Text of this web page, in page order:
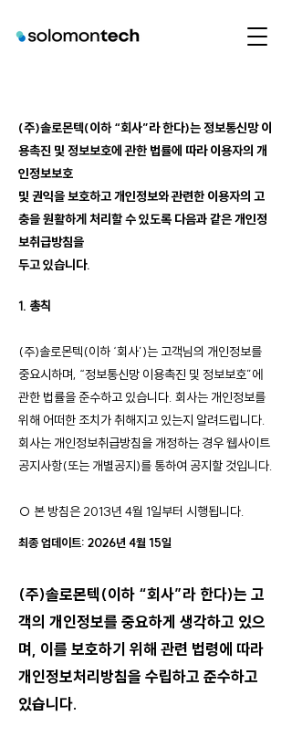
(주)솔로몬텍(이하 “회사”라 한다)는 정보통신망 이
용촉진 및 정보보호에 관한 법률에 따라 이용자의 개
인정보보호
및 권익을 보호하고 개인정보와 관련한 이용자의 고
충을 원활하게 처리할 수 있도록 다음과 같은 개인정
보취급방침을
두고 있습니다.
1. 총칙
(주)솔로몬텍(이하 ‘회사’)는 고객님의 개인정보를
중요시하며, “정보통신망 이용촉진 및 정보보호”에
관한 법률을 준수하고 있습니다. 회사는 개인정보를
위해 어떠한 조치가 취해지고 있는지 알려드립니다.
회사는 개인정보취급방침을 개정하는 경우 웹사이트
공지사항(또는 개별공지)를 통하여 공지할 것입니다.
○ 본 방침은 2013년 4월 1일부터 시행됩니다.
최종 업데이트: 2026년 4월 15일
(주)솔로몬텍(이하 “회사”라 한다)는 고
객의 개인정보를 중요하게 생각하고 있으
며, 이를 보호하기 위해 관련 법령에 따라
개인정보처리방침을 수립하고 준수하고
있습니다.